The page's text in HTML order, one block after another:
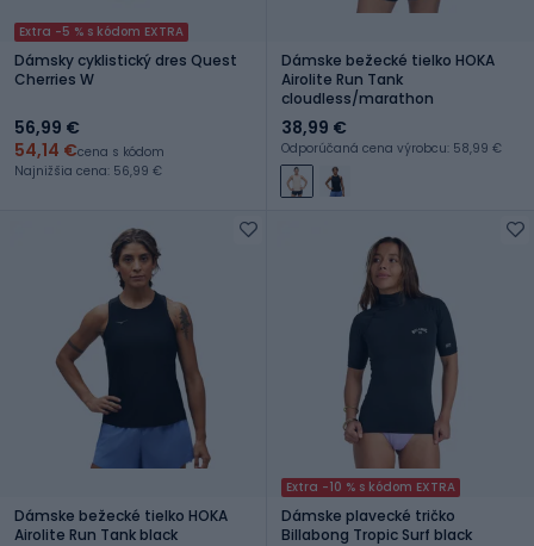
Extra -5 % s kódom EXTRA
Dámsky cyklistický dres Quest
Cherries W
56,99 €
54,14 €cena s kódom
Najnižšia cena: 56,99 €
Dámske bežecké tielko HOKA
Airolite Run Tank
cloudless/marathon
38,99 €
Odporúčaná cena výrobcu: 58,99 €
Dámske bežecké tielko HOKA
Airolite Run Tank black
Extra -10 % s kódom EXTRA
Dámske plavecké tričko
Billabong Tropic Surf black